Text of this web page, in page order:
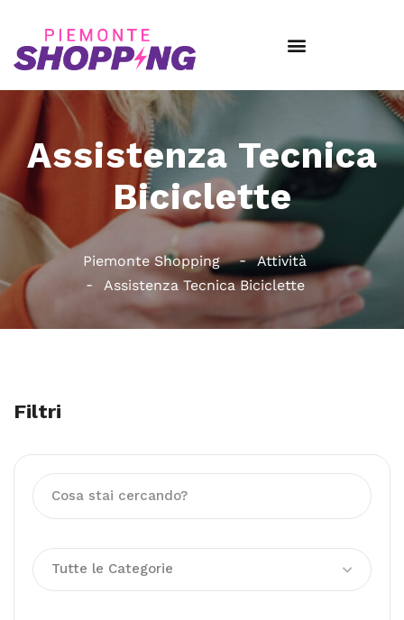
Assistenza Tecnica
Biciclette
Piemonte Shopping
Attività
Assistenza Tecnica Biciclette
Filtri
Tutte le Categorie